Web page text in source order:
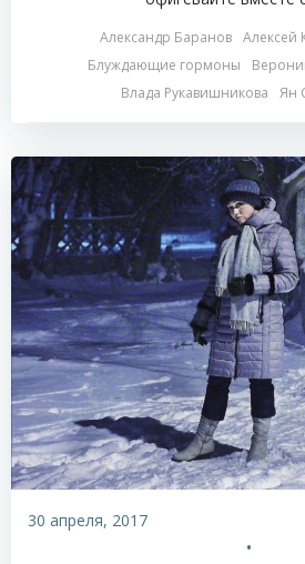
Александр Баранов Алексей
Блуждающие гормоны
Влада Рукавишникова
Ян
30 апреля, 2017
•